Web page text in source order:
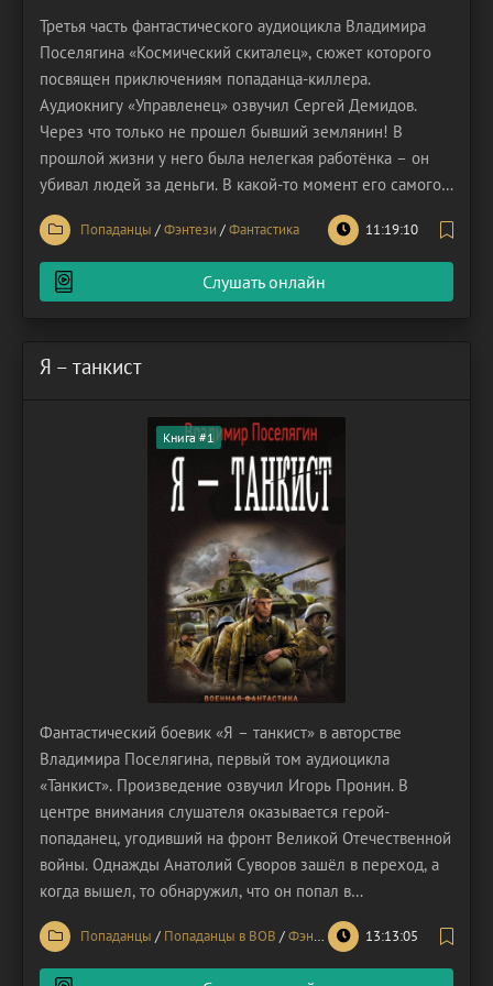
Третья часть фантастического аудиоцикла Владимира
Поселягина «Космический скиталец», сюжет которого
посвящен приключениям попаданца-киллера.
Аудиокнигу «Управленец» озвучил Сергей Демидов.
Через что только не прошел бывший землянин! В
прошлой жизни у него была нелегкая работёнка – он
убивал людей за деньги. В какой-то момент его самого
настигла пуля, киллер погиб во время выполнения
задания. Каково же было удивление опытного убийцы,
когда он обнаружил себя в теле одиннадцатилетнего
мальчишки.
Попаданцы /Фэнтези /Фантастика 11:19:10
Слушать онлайн
Я – танкист
Книга #1
Фантастический боевик «Я – танкист» в авторстве
Владимира Поселягина, первый том аудиоцикла
«Танкист». Произведение озвучил Игорь Пронин. В
центре внимания слушателя оказывается герой-
попаданец, угодивший на фронт Великой Отечественной
войны. Однажды Анатолий Суворов зашёл в переход, а
когда вышел, то обнаружил, что он попал в
параллельную реальность. Он оказался не в том месте и
не в то время, а именно, попал в самое начало Великой
Отечественной войны. Но реальность всё же отличается
Попаданцы / Попаданцы в ВОВ /Фэнтези 13:13:05